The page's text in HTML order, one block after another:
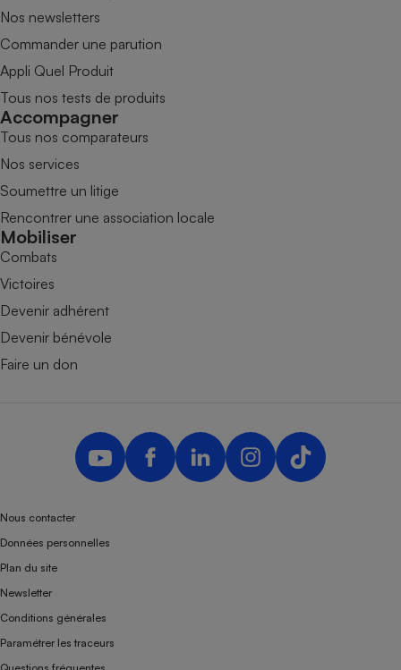
Nos newsletters
Commander une parution
Appli Quel Produit
Tous nos tests de produits
Accompagner
Tous nos comparateurs
Nos services
Soumettre un litige
Rencontrer une association locale
Mobiliser
Combats
Victoires
Devenir adhérent
Devenir bénévole
Faire un don
Nous contacter
Données personnelles
Plan du site
Newsletter
Conditions générales
Paramétrer les traceurs